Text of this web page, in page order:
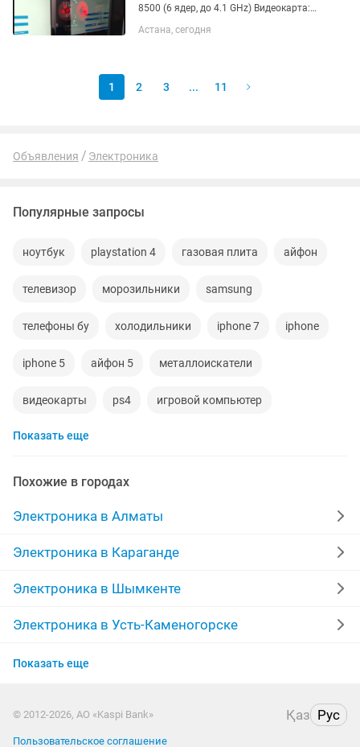
8500 (6 ядер, до 4.1 GHz) Видеокарта:
DDR4 2400 MHz Материнская плата:
Астана, сегодня
1 2 3 ... 11
Объявления Электроника
Популярные запросы
ноутбук playstation 4 газовая плита айфон
телевизор морозильники samsung
телефоны бу холодильники iphone 7 iphone
iphone 5 айфон 5 металлоискатели
видеокарты ps4 игровой компьютер
смартфон
стиральная машина apple watch
беспроводные наушники
обмен ddr2 xiaomi
компьютер
Показать еще
Похожие в городах
Электроника в Алматы
Электроника в Караганде
Электроника в Шымкенте
Электроника в Усть-Каменогорске
Электроника в Актобе
Электроника в Таразе
Показать еще
© 2012-2026, АО «Kaspi Bank» Қаз Рус
Пользовательское соглашение